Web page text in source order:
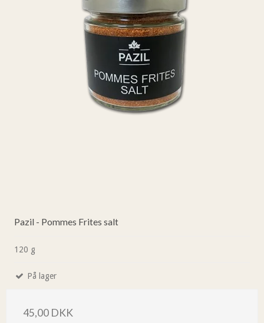
Pazil - Pommes Frites salt
120 g
På lager
45,00 DKK